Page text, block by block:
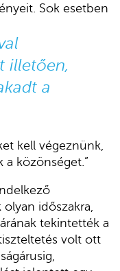
Sok esetben
illetően,
a
kell végeznünk,
közönséget.”
időszakra,
tekintették a
volt ott